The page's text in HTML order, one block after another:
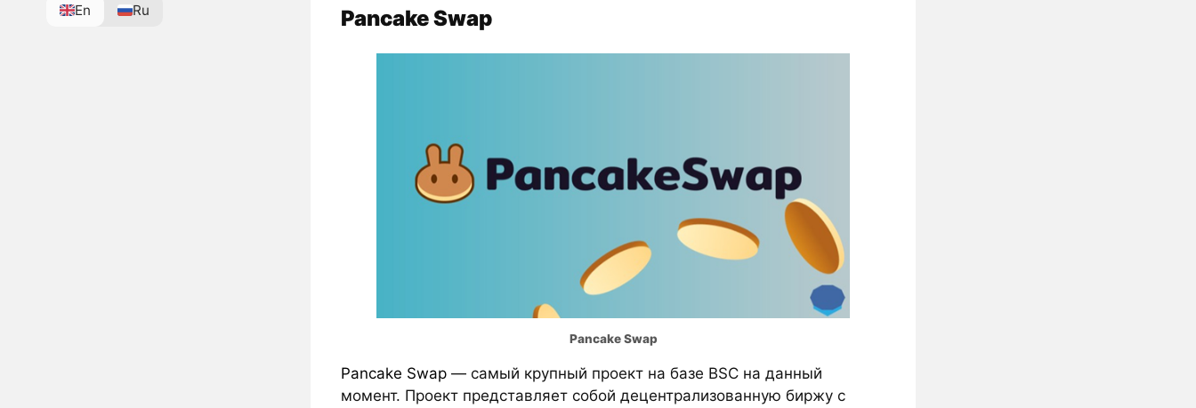
En Ru Pancake Swap
Pancake Swap
Pancake Swap — самый крупный проект на базе BSC на данный
момент. Проект представляет собой децентрализованную биржу с